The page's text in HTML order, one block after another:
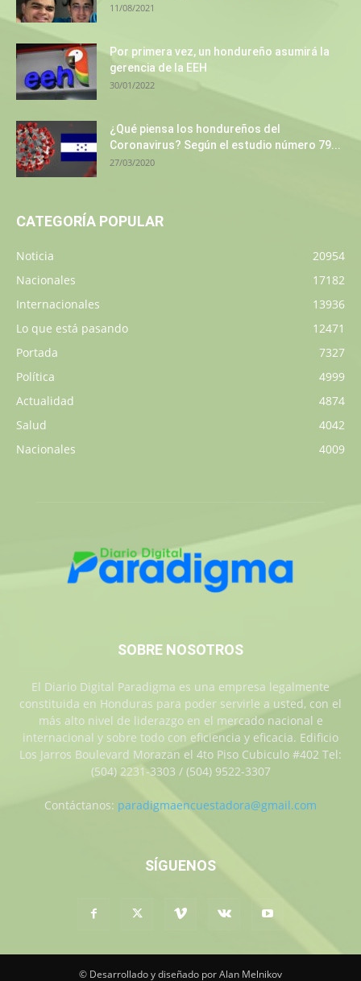
11/08/2021
Por primera vez, un hondureño asumirá la
gerencia de la EEH
30/01/2022
¿Qué piensa los hondureños del
Coronavirus? Según el estudio número 79...
27/03/2020
CATEGORÍA POPULAR
Noticia
20954
Nacionales
17182
Internacionales
13936
Lo que está pasando
12471
Portada
7327
Política
4999
Actualidad
4874
Salud
4042
Nacionales
4009
SOBRE NOSOTROS
El Diario Digital Paradigma es una empresa legalmente
constituida en Honduras para poder servirle a usted, con el
más alto nivel de liderazgo en el mercado nacional e
internacional y sobre todo con eficiencia y eficacia. Edificio
Los Jarros Boulevard Morazan el 4to Piso Cubiculo #402 Tel:
(504) 2231-3303 / (504) 9522-3307
Contáctanos: paradigmaencuestadora@gmail.com
SÍGUENOS
© Desarrollado y diseñado por Alan Melnikov